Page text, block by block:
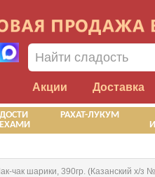
Акции Доставка
РАХАТ-ЛУКУМ
чак шарики, 390гр. (Казанский х/з